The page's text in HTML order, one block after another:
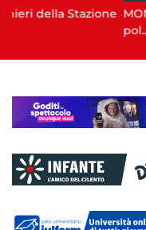
Stazione